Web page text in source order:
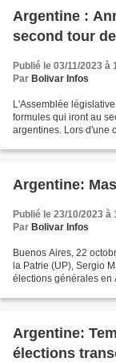
Argentine :
second tour
Publié le 03/11/2023 à
Par Bolivar Infos
L'Assemblée
formules qui iront au
argentines. Lors d'une
Argentine:
Publié le 23/10/2023 à
Par Bolivar Infos
Buenos Aires, 22
la Patrie (UP), Sergio
élections générales en
Argentine:
élections